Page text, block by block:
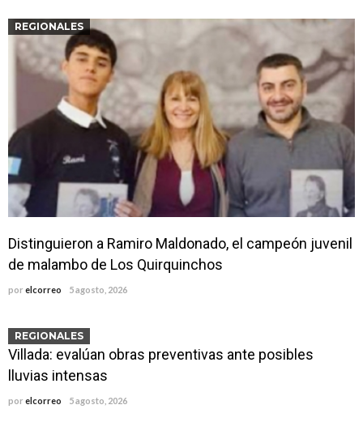
REGIONALES
Distinguieron a Ramiro Maldonado, el campeón juvenil
de malambo de Los Quirquinchos
por elcorreo 5 agosto, 2026
REGIONALES
Villada: evalúan obras preventivas ante posibles
lluvias intensas
por elcorreo 5 agosto, 2026